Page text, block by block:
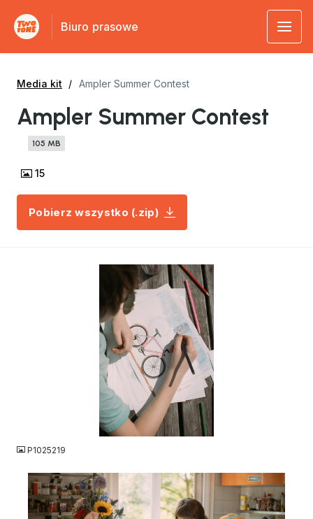
Biuro prasowe
Media kit Ampler Summer Contest
Ampler Summer Contest
105 MB
15
Pobierz wszystko (.zip)
P1025219